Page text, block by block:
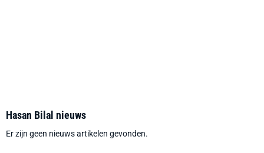
Hasan Bilal nieuws
Er zijn geen nieuws artikelen gevonden.